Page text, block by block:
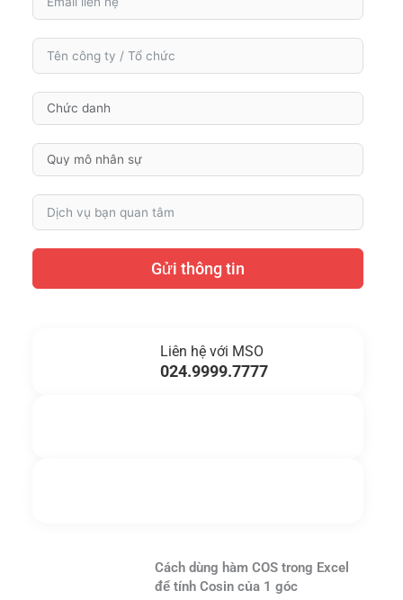
Gửi thông tin
Liên hệ với MSO
024.9999.7777
Cách dùng hàm COS trong Excel
để tính Cosin của 1 góc